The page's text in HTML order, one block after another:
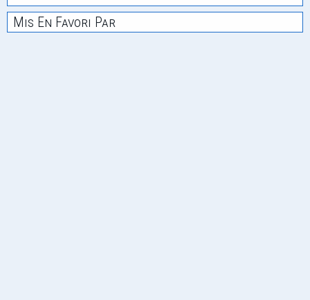
Mis En Favori Par